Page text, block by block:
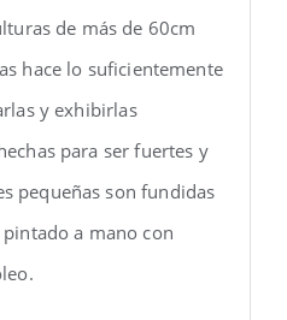
de más de 60cm
hace lo suficientemente
y exhibirlas
para ser fuertes y
pequeñas son fundidas
pintado a mano con